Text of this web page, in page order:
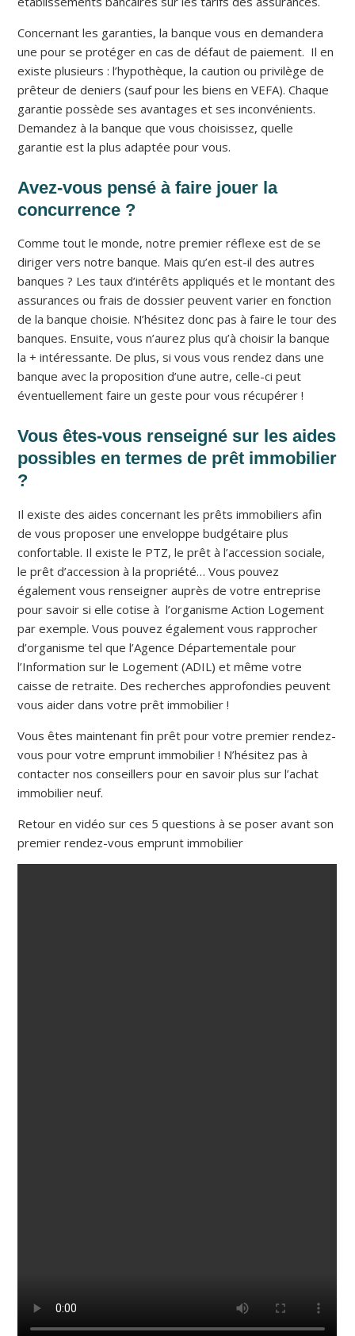
Concernant les garanties, la banque vous en demandera
une pour se protéger en cas de défaut de paiement. Il en
existe plusieurs : l’hypothèque, la caution ou privilège de
prêteur de deniers (sauf pour les biens en VEFA). Chaque
garantie possède ses avantages et ses inconvénients.
Demandez à la banque que vous choisissez, quelle
garantie est la plus adaptée pour vous.
Avez-vous pensé à faire jouer la
concurrence ?
Comme tout le monde, notre premier réflexe est de se
diriger vers notre banque. Mais qu’en est-il des autres
banques ? Les taux d’intérêts appliqués et le montant des
assurances ou frais de dossier peuvent varier en fonction
de la banque choisie. N’hésitez donc pas à faire le tour des
banques. Ensuite, vous n’aurez plus qu’à choisir la banque
la + intéressante. De plus, si vous vous rendez dans une
banque avec la proposition d’une autre, celle-ci peut
éventuellement faire un geste pour vous récupérer !
Vous êtes-vous renseigné sur les aides
possibles en termes de prêt immobilier
?
Il existe des aides concernant les prêts immobiliers afin
de vous proposer une enveloppe budgétaire plus
confortable. Il existe le PTZ, le prêt à l’accession sociale,
le prêt d’accession à la propriété… Vous pouvez
également vous renseigner auprès de votre entreprise
pour savoir si elle cotise à l’organisme Action Logement
par exemple. Vous pouvez également vous rapprocher
d’organisme tel que l’Agence Départementale pour
l’Information sur le Logement (ADIL) et même votre
caisse de retraite. Des recherches approfondies peuvent
vous aider dans votre prêt immobilier !
Vous êtes maintenant fin prêt pour votre premier rendez-
vous pour votre emprunt immobilier ! N’hésitez pas à
contacter nos conseillers pour en savoir plus sur l’achat
immobilier neuf.
Retour en vidéo sur ces 5 questions à se poser avant son
premier rendez-vous emprunt immobilier